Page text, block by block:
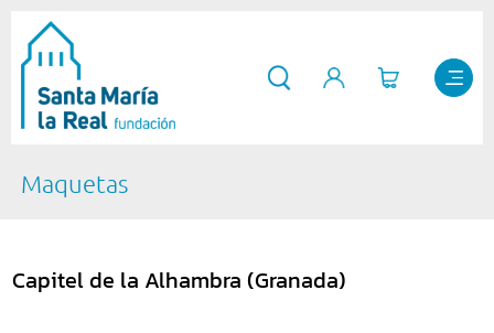
Maquetas
Capitel de la Alhambra (Granada)